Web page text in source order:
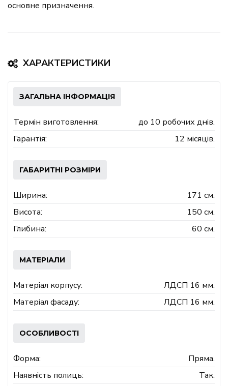
основне призначення.
ХАРАКТЕРИСТИКИ
ЗАГАЛЬНА ІНФОРМАЦІЯ
Термін виготовлення:
до 10 робочих днів.
Гарантія:
12 місяців.
ГАБАРИТНІ РОЗМІРИ
Ширина:
171 см.
Висота:
150 см.
Глибина:
60 см.
МАТЕРІАЛИ
Матеріал корпусу:
ЛДСП 16 мм.
Матеріал фасаду:
ЛДСП 16 мм.
ОСОБЛИВОСТІ
Форма:
Пряма.
Наявність полиць:
Так.